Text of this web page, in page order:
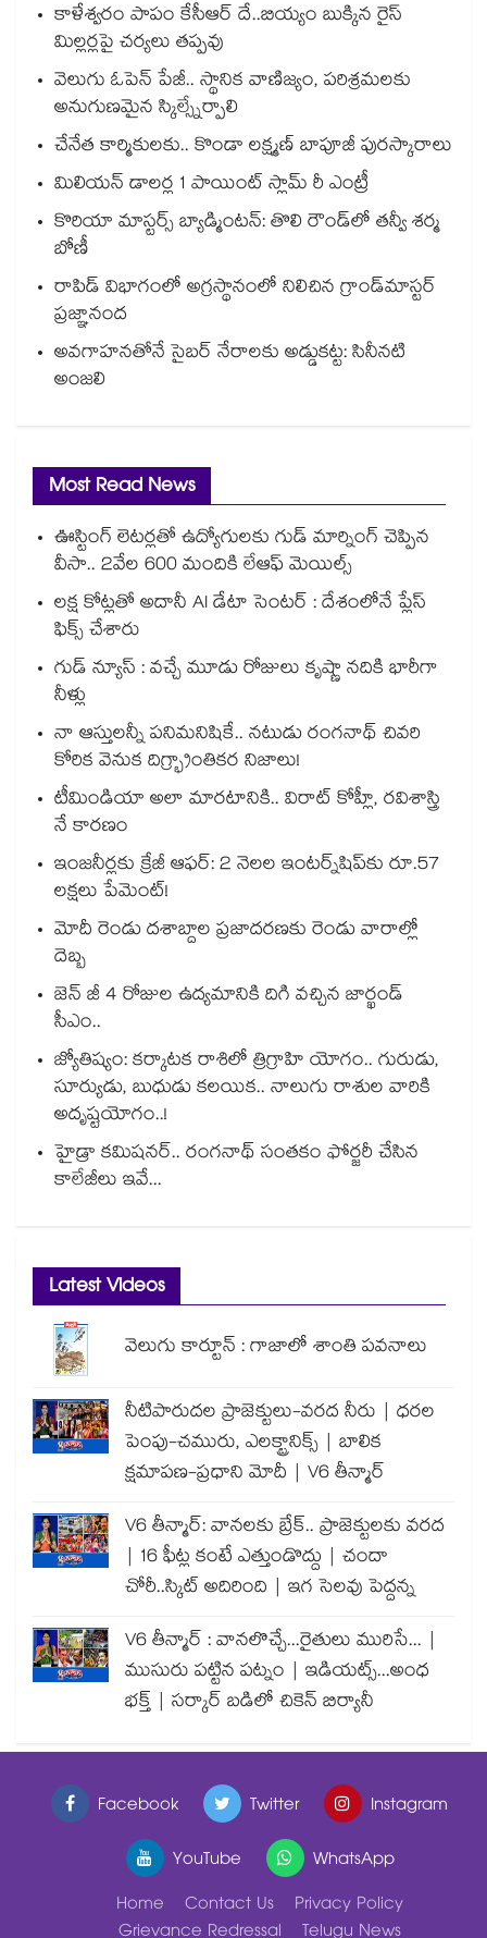
కాళేశ్వరం పాపం కేసీఆర్ దే..బియ్యం బుక్కిన రైస్
మిల్లర్లపై చర్యలు తప్పవు
వెలుగు ఓపెన్ పేజీ.. స్థానిక వాణిజ్యం, పరిశ్రమలకు
అనుగుణమైన స్కిల్స్నేర్పాలి
చేనేత కార్మికులకు.. కొండా లక్ష్మణ్ బాపూజీ పురస్కారాలు
మిలియన్‌‌‌‌‌‌‌‌‌‌‌‌‌‌‌‌ డాలర్ల 1 పాయింట్‌‌‌‌‌‌‌‌‌‌‌‌‌‌‌‌ స్లామ్‌‌‌‌‌‌‌‌‌‌‌‌‌‌‌‌ రీ ఎంట్రీ
కొరియా మాస్టర్స్ బ్యాడ్మింటన్: తొలి రౌండ్‌లో తన్వీ శర్మ
బోణీ
రాపిడ్ విభాగంలో అగ్రస్థానంలో నిలిచిన గ్రాండ్‌మాస్టర్
ప్రజ్ఞానంద
అవగాహనతోనే సైబర్ నేరాలకు అడ్డుకట్ట: సినీనటి
అంజలి
Most Read News
ఊస్టింగ్ లెటర్లతో ఉద్యోగులకు గుడ్ మార్నింగ్ చెప్పిన
వీసా.. 2వేల 600 మందికి లేఆఫ్ మెయిల్స్
లక్ష కోట్లతో అదానీ AI డేటా సెంటర్ : దేశంలోనే ప్లేస్
ఫిక్స్ చేశారు
గుడ్ న్యూస్ : వచ్చే మూడు రోజులు కృష్ణా నదికి భారీగా
నీళ్లు
నా ఆస్తులన్నీ పనిమనిషికే.. నటుడు రంగనాథ్ చివరి
కోరిక వెనుక దిగ్భ్రాంతికర నిజాలు!
టీమిండియా అలా మారటానికి.. విరాట్ కోహ్లీ, రవిశాస్త్రి
నే కారణం
ఇంజనీర్లకు క్రేజీ ఆఫర్: 2 నెలల ఇంటర్న్‌షిప్‌కు రూ.57
లక్షలు పేమెంట్!
మోదీ రెండు దశాబ్దాల ప్రజాదరణకు రెండు వారాల్లో
దెబ్బ
జెన్ జీ 4 రోజుల ఉద్యమానికి దిగి వచ్చిన జార్ఖండ్
సీఎం..
జ్యోతిష్యం: కర్కాటక రాశిలో త్రిగ్రాహి యోగం.. గురుడు,
సూర్యుడు, బుధుడు కలయిక.. నాలుగు రాశుల వారికి
అదృష్టయోగం..!
హైడ్రా కమిషనర్.. రంగనాథ్ సంతకం ఫోర్జరీ చేసిన
కాలేజీలు ఇవే...
Latest Videos
వెలుగు కార్టూన్ : గాజాలో శాంతి పవనాలు
నీటిపారుదల ప్రాజెక్టులు-వరద నీరు | ధరల
పెంపు-చమురు, ఎలక్ట్రానిక్స్ | బాలిక
క్షమాపణ-ప్రధాని మోదీ | V6 తీన్మార్
V6 తీన్మార్: వానలకు బ్రేక్.. ప్రాజెక్టులకు వరద
| 16 ఫీట్ల కంటే ఎత్తుండొద్దు | చందా
చోరీ..స్కిట్ అదిరింది | ఇగ సెలవు పెద్దన్న
V6 తీన్మార్ : వానలొచ్చే...రైతులు మురిసే... |
ముసురు పట్టిన పట్నం | ఇడియట్స్...అంధ
భక్త్ | సర్కార్ బడిలో చికెన్ బిర్యానీ
Facebook Twitter
Instagram
YouTube
WhatsApp
Home
Contact Us
Privacy Policy